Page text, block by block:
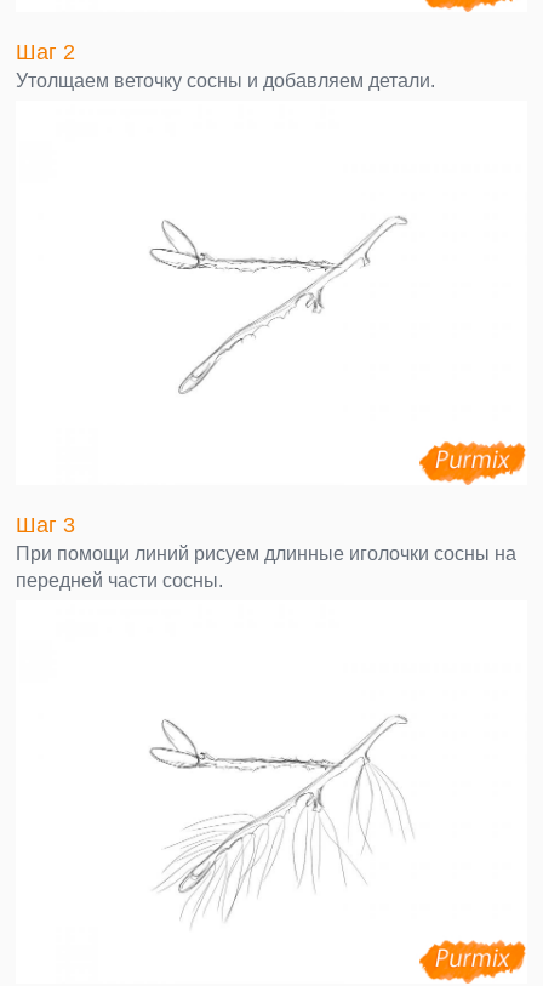
Шаг 2
Утолщаем веточку сосны и добавляем детали.
Шаг 3
При помощи линий рисуем длинные иголочки сосны на
передней части сосны.